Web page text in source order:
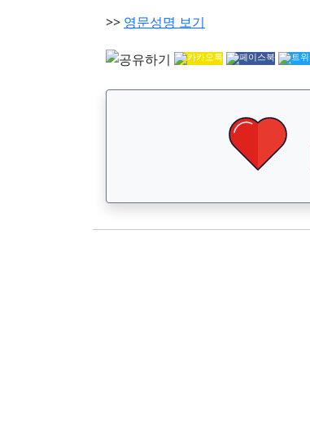
>> 영문성명 보기